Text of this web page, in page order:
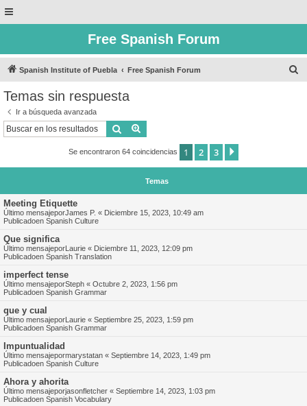
Free Spanish Forum
Spanish Institute of Puebla Free Spanish Forum
Temas sin respuesta
Ir a búsqueda avanzada
Buscar
Se encontraron 64 coincidencias 1 2 3
Temas
Meeting Etiquette
Último mensajeporJames P. « Diciembre 15, 2023, 10:49 am
Publicadoen Spanish Culture
Que significa
Último mensajeporLaurie « Diciembre 11, 2023, 12:09 pm
Publicadoen Spanish Translation
imperfect tense
Último mensajeporSteph « Octubre 2, 2023, 1:56 pm
Publicadoen Spanish Grammar
que y cual
Último mensajeporLaurie « Septiembre 25, 2023, 1:59 pm
Publicadoen Spanish Grammar
Impuntualidad
Último mensajepormarystatan « Septiembre 14, 2023, 1:49 pm
Publicadoen Spanish Culture
Ahora y ahorita
Último mensajeporjasonfletcher « Septiembre 14, 2023, 1:03 pm
Publicadoen Spanish Vocabulary